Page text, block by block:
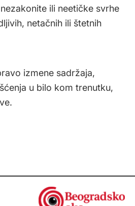
ili neetičke svrhe
netačnih ili štetnih
izmene sadržaja,
u bilo kom trenutku,